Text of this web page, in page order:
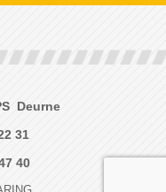
Deurne
31
40